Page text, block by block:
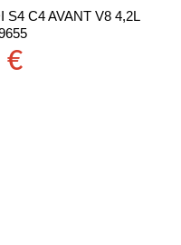
C4 AVANT V8 4,2L
€